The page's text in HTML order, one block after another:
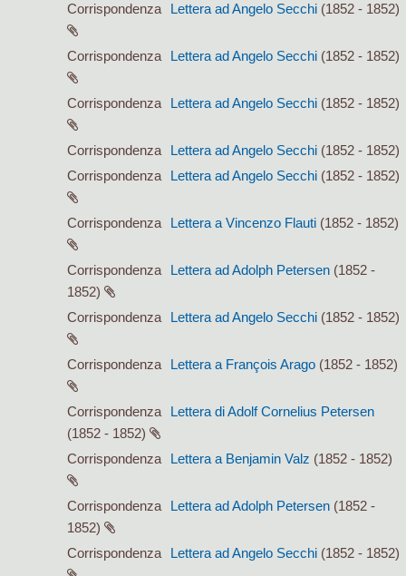
Corrispondenza
Lettera ad Angelo Secchi (1852 - 1852)
Corrispondenza Lettera ad Angelo Secchi (1852 - 1852)
Corrispondenza Lettera ad Angelo Secchi (1852 - 1852)
Corrispondenza Lettera ad Angelo Secchi (1852 - 1852)
Corrispondenza
Lettera ad Angelo Secchi (1852 - 1852)
Corrispondenza Lettera a Vincenzo Flauti (1852 - 1852)
Corrispondenza Lettera ad Adolph Petersen (1852 -
1852)
Corrispondenza
Lettera ad Angelo Secchi (1852 - 1852)
Corrispondenza Lettera a François Arago (1852 - 1852)
Corrispondenza
Lettera di Adolf Cornelius Petersen
(1852 - 1852)
Corrispondenza
Lettera a Benjamin Valz (1852 - 1852)
Corrispondenza Lettera ad Adolph Petersen (1852 -
1852)
Corrispondenza
Lettera ad Angelo Secchi (1852 - 1852)